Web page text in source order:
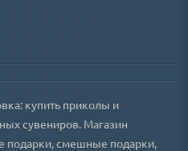
купить приколы и
сувениров. Магазин
подарки, смешные подарки,